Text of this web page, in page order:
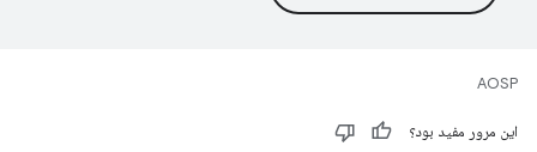
AOSP
این مرور مفید بود؟